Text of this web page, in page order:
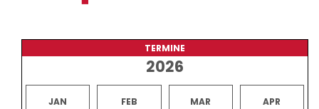
TERMINE
2026
JAN FEB MAR APR